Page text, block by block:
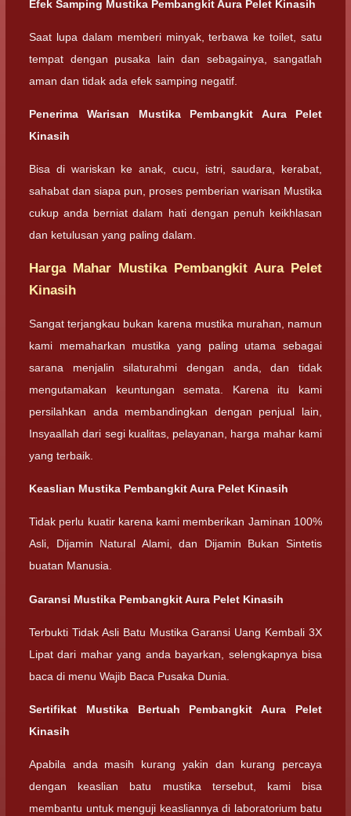
Efek Samping Mustika Pembangkit Aura Pelet Kinasih
Saat lupa dalam memberi minyak, terbawa ke toilet, satu
tempat dengan pusaka lain dan sebagainya, sangatlah
aman dan tidak ada efek samping negatif.
Penerima Warisan Mustika Pembangkit Aura Pelet
Kinasih
Bisa di wariskan ke anak, cucu, istri, saudara, kerabat,
sahabat dan siapa pun, proses pemberian warisan Mustika
cukup anda berniat dalam hati dengan penuh keikhlasan
dan ketulusan yang paling dalam.
Harga Mahar Mustika Pembangkit Aura Pelet
Kinasih
Sangat terjangkau bukan karena mustika murahan, namun
kami memaharkan mustika yang paling utama sebagai
sarana menjalin silaturahmi dengan anda, dan tidak
mengutamakan keuntungan semata. Karena itu kami
persilahkan anda membandingkan dengan penjual lain,
Insyaallah dari segi kualitas, pelayanan, harga mahar kami
yang terbaik.
Keaslian Mustika Pembangkit Aura Pelet Kinasih
Tidak perlu kuatir karena kami memberikan Jaminan 100%
Asli, Dijamin Natural Alami, dan Dijamin Bukan Sintetis
buatan Manusia.
Garansi Mustika Pembangkit Aura Pelet Kinasih
Terbukti Tidak Asli Batu Mustika Garansi Uang Kembali 3X
Lipat dari mahar yang anda bayarkan, selengkapnya bisa
baca di menu Wajib Baca Pusaka Dunia.
Sertifikat Mustika Bertuah Pembangkit Aura Pelet
Kinasih
Apabila anda masih kurang yakin dan kurang percaya
dengan keaslian batu mustika tersebut, kami bisa
membantu untuk menguji keasliannya di laboratorium batu